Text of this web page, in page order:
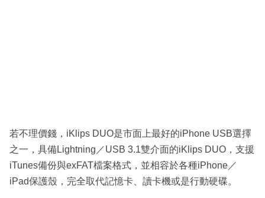
若不理價錢，iKlips DUO是市面上最好的iPhone USB選擇
之一，具備Lightning／USB 3.1雙介面的iKlips DUO，支援
iTunes備份與exFAT檔案格式，並相容於各種iPhone／
iPad保護殼，完全取代記憶卡、讀卡機或是行動硬碟。